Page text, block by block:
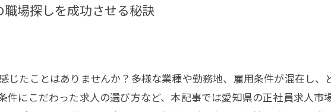
場探しを成功させる秘訣
たことはありませんか？多様な業種や勤務地、雇用条件が混在し、
にこだわった求人の選び方など、本記事では愛知県の正社員求人市